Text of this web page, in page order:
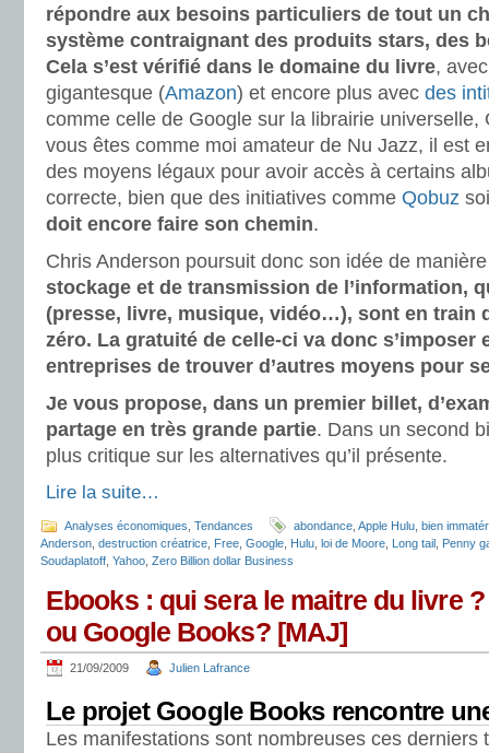
répondre aux besoins particuliers de tout un
système contraignant des produits stars, des
Cela s’est vérifié dans le domaine du livre,
gigantesque (Amazon) et encore plus avec des
comme celle de Google sur la librairie universelle,
vous êtes comme moi amateur de Nu Jazz, il est
des moyens légaux pour avoir accès à certains
correcte, bien que des initiatives comme Qobuz
doit encore faire son chemin.
Chris Anderson poursuit donc son idée de
stockage et de transmission de l’information,
(presse, livre, musique, vidéo…), sont en train
zéro. La gratuité de celle-ci va donc s’imposer
entreprises de trouver d’autres moyens pour
Je vous propose, dans un premier billet,
partage en très grande partie. Dans un second
plus critique sur les alternatives qu’il présente.
Lire la suite…
Analyses économiques Tendances abondance Apple Hulu bien
Anderson destruction créatrice Free Google Hulu loi de Moore Long tail Penny
Soudaplatoff Yahoo Zero Billion dollar Business
Ebooks : qui sera le maitre du livre
ou Google Books? [MAJ]
21/09/2009 Julien Lafrance
Le projet Google Books rencontre
Les manifestations sont nombreuses ces derniers